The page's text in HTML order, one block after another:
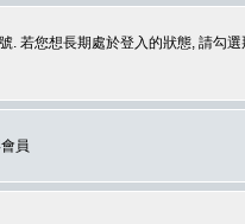
若您想長期處於登入的狀態, 請勾
員